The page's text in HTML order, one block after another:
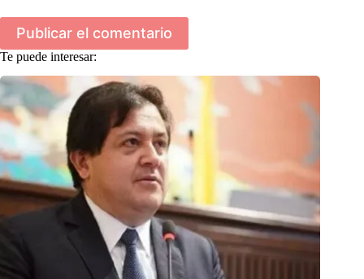
Publicar el comentario
Te puede interesar: